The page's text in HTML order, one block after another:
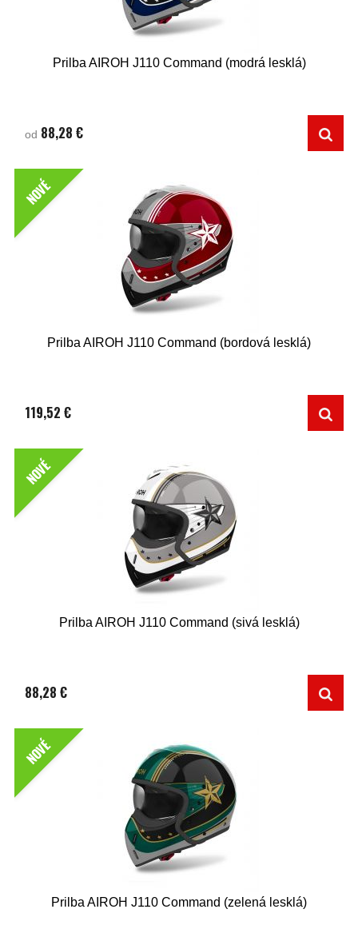
Prilba AIROH J110 Command (modrá lesklá)
od 88,28 €
NOVÉ
Prilba AIROH J110 Command (bordová lesklá)
119,52 €
NOVÉ
Prilba AIROH J110 Command (sivá lesklá)
88,28 €
NOVÉ
Prilba AIROH J110 Command (zelená lesklá)